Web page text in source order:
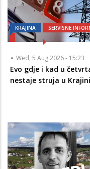
KRAJINA SERVISNE
Wed, 5 Aug 2026 - 15:23
Evo gdje i kad u
nestaje struja u Krajini